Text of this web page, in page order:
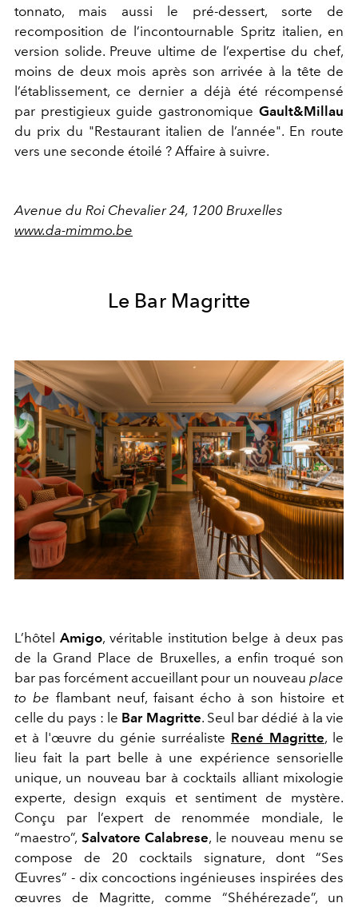
tonnato, mais aussi le pré-dessert, sorte de
recomposition de l’incontournable Spritz italien, en
version solide. Preuve ultime de l’expertise du chef,
moins de deux mois après son arrivée à la tête de
l’établissement, ce dernier a déjà été récompensé
par prestigieux guide gastronomique Gault&Millau
du prix du "Restaurant italien de l’année". En route
vers une seconde étoilé ? Affaire à suivre.
Avenue du Roi Chevalier 24, 1200 Bruxelles
www.da-mimmo.be
Le Bar Magritte
L’hôtel Amigo, véritable institution belge à deux pas
de la Grand Place de Bruxelles, a enfin troqué son
bar pas forcément accueillant pour un nouveau place
to be flambant neuf, faisant écho à son histoire et
celle du pays : le Bar Magritte. Seul bar dédié à la vie
et à l'œuvre du génie surréaliste René Magritte, le
lieu fait la part belle à une expérience sensorielle
unique, un nouveau bar à cocktails alliant mixologie
experte, design exquis et sentiment de mystère.
Conçu par l’expert de renommée mondiale, le
“maestro”, Salvatore Calabrese, le nouveau menu se
compose de 20 cocktails signature, dont “Ses
Œuvres” - dix concoctions ingénieuses inspirées des
œuvres de Magritte, comme “Shéhérezade”, un